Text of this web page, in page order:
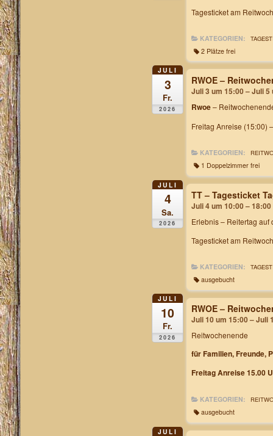
Tagesticket am
KATEGORIEN:
2 Plätze frei
JULI
3
Fr.
2026
RWOE –
Juli 3 um 15:00 – Juli 5
Rwoe–
Freitag Anreise (15:00)
KATEGORIEN:
1 Doppelzimmer frei
JULI
4
Sa.
2026
TT – Tagesticket
Juli 4 um 10:00 – 18:00
Erlebnis – Reitertag auf
Tagesticket am
KATEGORIEN:
ausgebucht
JULI
10
Fr.
2026
RWOE –
Juli 10 um 15:00 – Juli
Reitwochenende
für Familien, Freunde,
Freitag Anreise 15.00
KATEGORIEN:
ausgebucht
JULI